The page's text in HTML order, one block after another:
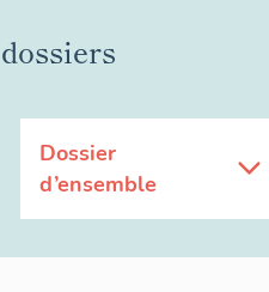
dossiers
Dossier
d’ensemble